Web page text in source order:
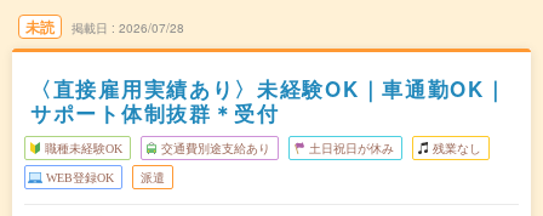
未読 掲載日 2026/07/28
〈直接雇用実績あり〉未経験OK｜車通勤OK｜
サポート体制抜群＊受付
職種未経験OK 交通費別途支給あり 土日祝日が休み 残業なし
WEB登録OK 派遣